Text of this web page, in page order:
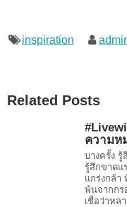
inspiration
Related Posts
ความห
บางครั้ง รู้
รู้สึกขาดแ
แกร่งกล้า
พ้นจากกร
เชื่อว่าหล